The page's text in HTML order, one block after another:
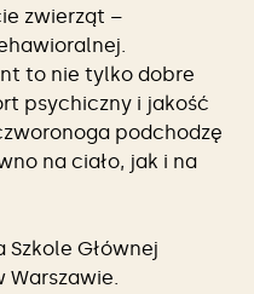
zwierząt –
to nie tylko dobre
psychiczny i jakość
podchodzę
na ciało, jak i na
Głównej
Warszawie.